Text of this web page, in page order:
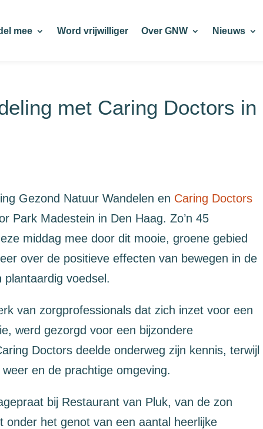
mee Word vrijwilliger Over GNW Nieuws
met Caring Doctors in
Gezond Natuur Wandelen en Caring Doctors
Park Madestein in Den Haag. Zo’n 45
middag mee door dit mooie, groene gebied
over de positieve effecten van bewegen in de
voedsel.
van zorgprofessionals dat zich inzet voor een
werd gezorgd voor een bijzondere
Doctors deelde onderweg zijn kennis, terwijl
en de prachtige omgeving.
bij Restaurant van Pluk, van de zon
het genot van een aantal heerlijke